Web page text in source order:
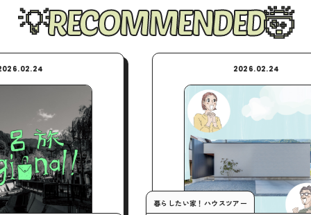
RECOMMENDED
したい家！ハウスツアー 今月の行くとこマニア！